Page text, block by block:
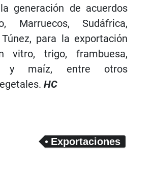
generación de acuerdos
Marruecos, Sudáfrica,
para la exportación
vitro, trigo, frambuesa,
y maíz, entre otros
HC
Exportaciones